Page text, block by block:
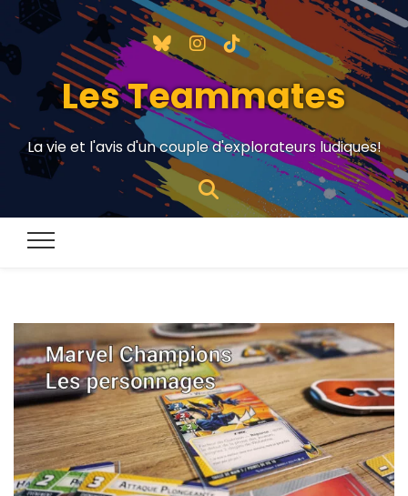
Les Teammates
La vie et l'avis d'un couple d'explorateurs ludiques!